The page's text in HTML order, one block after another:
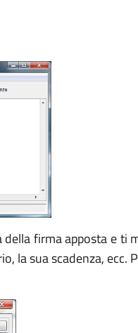
firma apposta e ti
la sua scadenza, ecc.